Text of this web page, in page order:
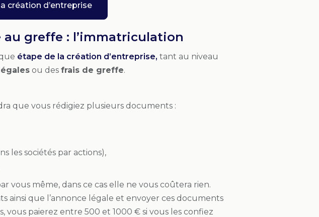
création d’entreprise
au greffe : l’immatriculation
étape de la création d’entreprise, tant au niveau
ou des frais de greffe.
que vous rédigiez plusieurs documents :
les sociétés par actions),
vous même, dans ce cas elle ne vous coûtera rien.
ainsi que l’annonce légale et envoyer ces documents
vous paierez entre 500 et 1000 € si vous les confiez